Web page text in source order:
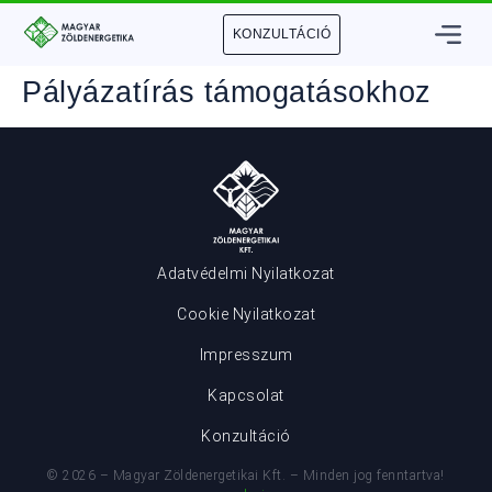
KONZULTÁCIÓ
Pályázatírás támogatásokhoz
Adatvédelmi Nyilatkozat
Cookie Nyilatkozat
Impresszum
Kapcsolat
Konzultáció
© 2026 – Magyar Zöldenergetikai Kft. – Minden jog fenntartva!